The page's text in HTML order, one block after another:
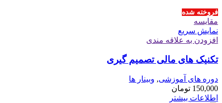
فروخته شده
مقايسه
نمایش سریع
افزودن به علاقه مندی
تکنیک های مالی تصمیم گیری
دوره های آموزشی, وبینار ها
150,000 تومان
اطلاعات بیشتر